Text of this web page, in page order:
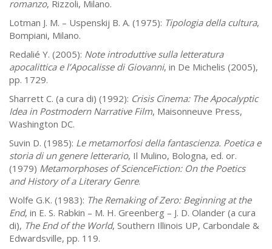
romanzo, Rizzoli, Milano.
Lotman J. M. – Uspenskij B. A. (1975): Tipologia della cultura,
Bompiani, Milano.
Redalié Y. (2005): Note introduttive sulla letteratura
apocalittica e l’Apocalisse di Giovanni, in De Michelis (2005),
pp. 1729.
Sharrett C. (a cura di) (1992): Crisis Cinema: The Apocalyptic
Idea in Postmodern Narrative Film, Maisonneuve Press,
Washington DC.
Suvin D. (1985): Le metamorfosi della fantascienza. Poetica e
storia di un genere letterario, Il Mulino, Bologna, ed. or.
(1979) Metamorphoses of ScienceFiction: On the Poetics
and History of a Literary Genre.
Wolfe G.K. (1983): The Remaking of Zero: Beginning at the
End, in E. S. Rabkin – M. H. Greenberg – J. D. Olander (a cura
di), The End of the World, Southern Illinois UP, Carbondale &
Edwardsville, pp. 119.